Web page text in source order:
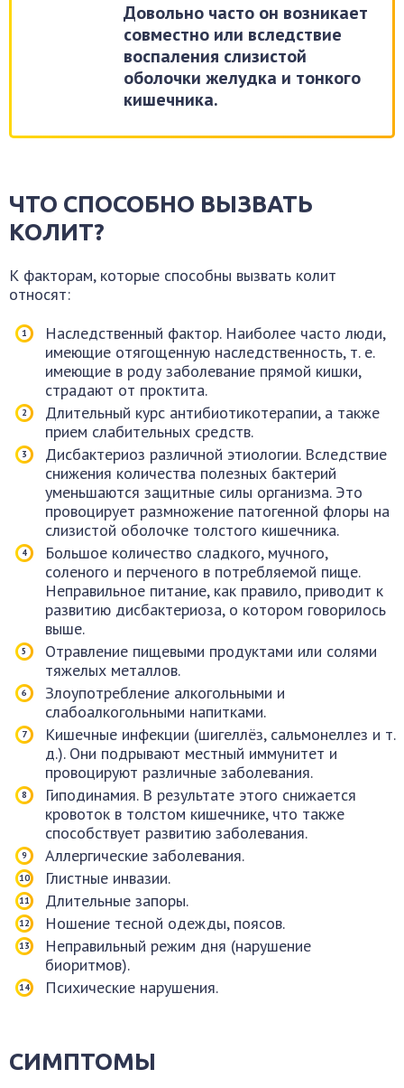
Довольно часто он возникает
совместно или вследствие
воспаления слизистой
оболочки желудка и тонкого
кишечника.
ЧТО СПОСОБНО ВЫЗВАТЬ
КОЛИТ?
К факторам, которые способны вызвать колит
относят:
Наследственный фактор. Наиболее часто люди,
имеющие отягощенную наследственность, т. е.
имеющие в роду заболевание прямой кишки,
страдают от проктита.
Длительный курс антибиотикотерапии, а также
прием слабительных средств.
Дисбактериоз различной этиологии. Вследствие
снижения количества полезных бактерий
уменьшаются защитные силы организма. Это
провоцирует размножение патогенной флоры на
слизистой оболочке толстого кишечника.
Большое количество сладкого, мучного,
соленого и перченого в потребляемой пище.
Неправильное питание, как правило, приводит к
развитию дисбактериоза, о котором говорилось
выше.
Отравление пищевыми продуктами или солями
тяжелых металлов.
Злоупотребление алкогольными и
слабоалкогольными напитками.
Кишечные инфекции (шигеллёз, сальмонеллез и т.
д.). Они подрывают местный иммунитет и
провоцируют различные заболевания.
Гиподинамия. В результате этого снижается
кровоток в толстом кишечнике, что также
способствует развитию заболевания.
Аллергические заболевания.
Глистные инвазии.
Длительные запоры.
Ношение тесной одежды, поясов.
Неправильный режим дня (нарушение
биоритмов).
Психические нарушения.
СИМПТОМЫ